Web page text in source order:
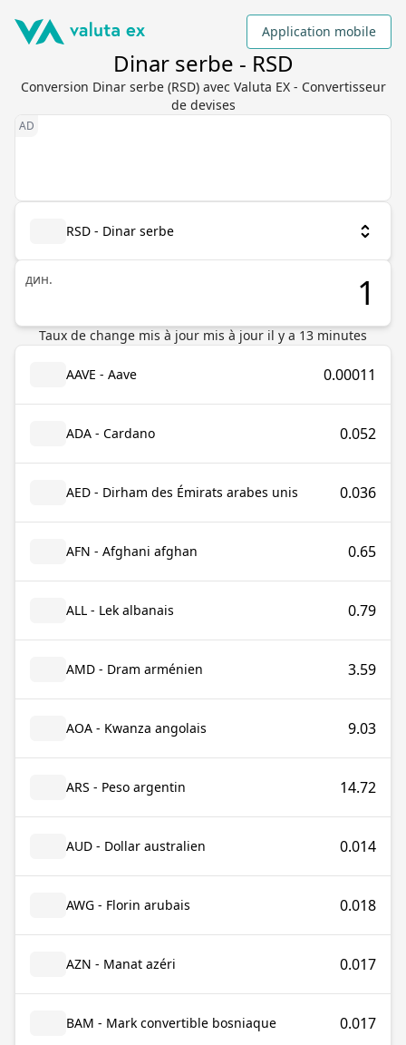
Application mobile
Dinar serbe - RSD
Conversion Dinar serbe (RSD) avec Valuta EX - Convertisseur
de devises
RSD - Dinar serbe
дин.
Taux de change mis à jour mis à jour il y a 13 minutes
AAVE - Aave 0.00011
ADA - Cardano 0.052
AED - Dirham des Émirats arabes unis 0.036
AFN - Afghani afghan 0.65
ALL - Lek albanais 0.79
AMD - Dram arménien 3.59
AOA - Kwanza angolais 9.03
ARS - Peso argentin 14.72
AUD - Dollar australien 0.014
AWG - Florin arubais 0.018
AZN - Manat azéri 0.017
BAM - Mark convertible bosniaque 0.017